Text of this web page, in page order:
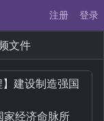
注册 登录
文件